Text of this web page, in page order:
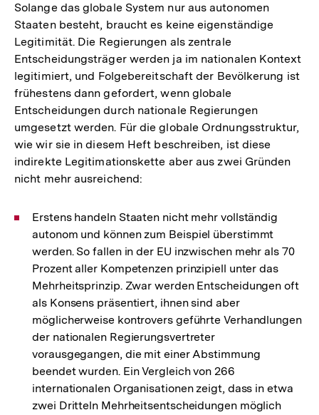
Solange das globale System nur aus autonomen
Staaten besteht, braucht es keine eigenständige
Legitimität. Die Regierungen als zentrale
Entscheidungsträger werden ja im nationalen Kontext
legitimiert, und Folgebereitschaft der Bevölkerung ist
frühestens dann gefordert, wenn globale
Entscheidungen durch nationale Regierungen
umgesetzt werden. Für die globale Ordnungsstruktur,
wie wir sie in diesem Heft beschreiben, ist diese
indirekte Legitimationskette aber aus zwei Gründen
nicht mehr ausreichend:
Erstens handeln Staaten nicht mehr vollständig
autonom und können zum Beispiel überstimmt
werden. So fallen in der EU inzwischen mehr als 70
Prozent aller Kompetenzen prinzipiell unter das
Mehrheitsprinzip. Zwar werden Entscheidungen oft
als Konsens präsentiert, ihnen sind aber
möglicherweise kontrovers geführte Verhandlungen
der nationalen Regierungsvertreter
vorausgegangen, die mit einer Abstimmung
beendet wurden. Ein Vergleich von 266
internationalen Organisationen zeigt, dass in etwa
zwei Dritteln Mehrheitsentscheidungen möglich